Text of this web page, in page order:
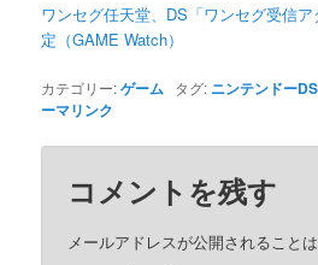
ワンセグ任天堂、DS「ワンセグ受信
定（GAME Watch）
カテゴリー:ゲーム タグ: ニンテンドーDS
ーマリンク
コメントを残す
メールアドレスが公開されることは